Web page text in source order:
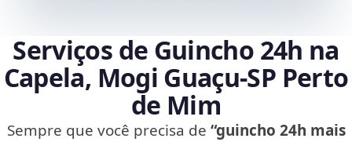
Serviços de Guincho 24h na
Capela, Mogi Guaçu‑SP Perto
de Mim
Sempre que você precisa de “guincho 24h mais